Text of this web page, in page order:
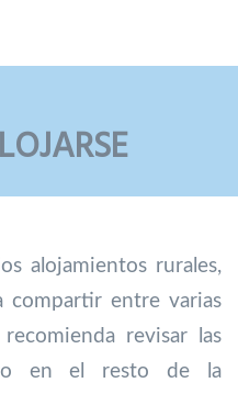
alojamientos rurales,
compartir entre varias
revisar las
en el resto de la